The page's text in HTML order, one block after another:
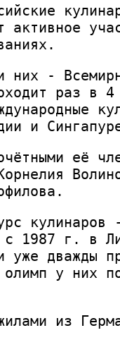
активное
них -
раз в
и
её
кулинаров
с 1987 г. в
уже дважды
у них
из